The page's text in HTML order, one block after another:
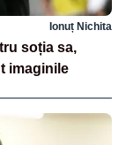
Ionuț Nichita
soția sa,
imaginile